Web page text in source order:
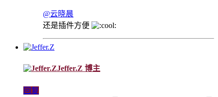
@云晓晨
还是插件方便
Jeffer.Z 博主
回复